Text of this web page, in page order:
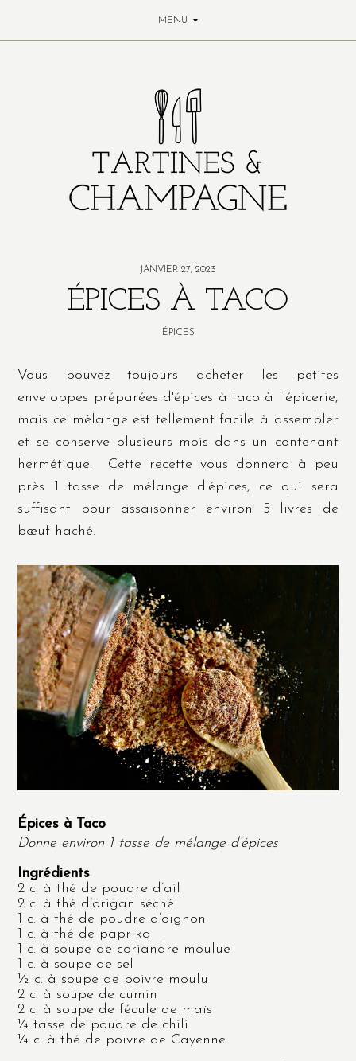
MENU
JANVIER 27, 2023
ÉPICES À TACO
ÉPICES
Vous pouvez toujours acheter les petites
enveloppes préparées d'épices à taco à l'épicerie,
mais ce mélange est tellement facile à assembler
et se conserve plusieurs mois dans un contenant
hermétique. Cette recette vous donnera à peu
près 1 tasse de mélange d'épices, ce qui sera
suffisant pour assaisonner environ 5 livres de
bœuf haché.
Épices à Taco
Donne environ 1tasse de mélange d’épices
Ingrédients
2 c. à thé de poudre d’ail
2 c. à thé d’origan séché
1 c. à thé de poudre d’oignon
1 c. à thé de paprika
1 c. à soupe de coriandre moulue
1 c. à soupe de sel
½ c. à soupe de poivre moulu
2 c. à soupe de cumin
2 c. à soupe de fécule de maïs
¼ tasse de poudre de chili
¼ c. à thé de poivre de Cayenne